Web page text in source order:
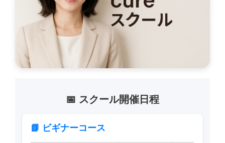
📅 スクール開催日程
📘 ビギナーコース